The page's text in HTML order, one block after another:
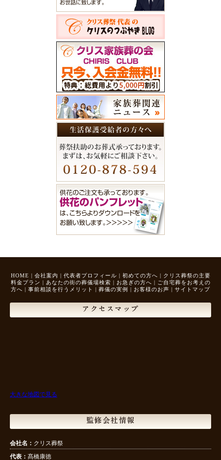
HOME | 会社案内 | 代表者プロフィール | 初めての方へ | クリス葬祭の主要
料金プラン | あなたの街の葬儀場検索 | お急ぎの方へ | ご自宅葬をお考えの
方へ | 事前相談を行うメリット | 葬儀の実例 | お客様のお声 | サイトマップ
アクセスマップ
大きな地図で見る
監修会社情報
会社名： クリス葬祭
代表： 髙橋康徳